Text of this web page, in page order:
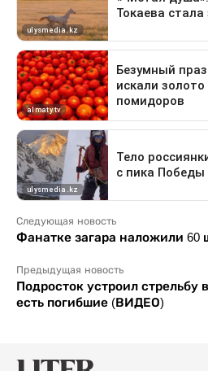
Следующая новость
Фанатке загара наложили 60
Предыдущая новость
Подросток устроил стрельбу
есть погибшие (ВИДЕО)